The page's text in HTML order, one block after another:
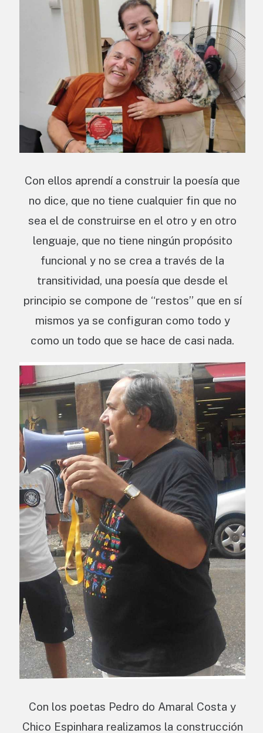
Con ellos aprendí a construir la poesía que
no dice, que no tiene cualquier fin que no
sea el de construirse en el otro y en otro
lenguaje, que no tiene ningún propósito
funcional y no se crea a través de la
transitividad, una poesía que desde el
principio se compone de “restos” que en sí
mismos ya se configuran como todo y
como un todo que se hace de casi nada.
Con los poetas Pedro do Amaral Costa y
Chico Espinhara realizamos la construcción